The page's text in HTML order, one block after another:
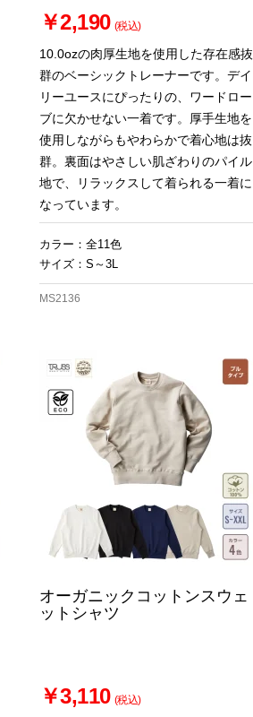
￥2,190 (税込)
10.0ozの肉厚生地を使用した存在感抜
群のベーシックトレーナーです。デイ
リーユースにぴったりの、ワードロー
ブに欠かせない一着です。厚手生地を
使用しながらもやわらかで着心地は抜
群。裏面はやさしい肌ざわりのパイル
地で、リラックスして着られる一着に
なっています。
カラー：全11色
サイズ：S～3L
MS2136
オーガニックコットンスウェ
ットシャツ
￥3,110 (税込)